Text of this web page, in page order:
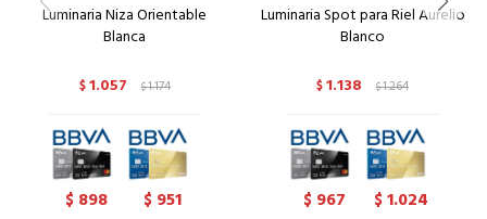
Luminaria Niza Orientable
Blanca
$1.057 $1.174
$ 898 $ 951
Luminaria Spot para Riel Aurelio
Blanco
$1.138 $1.264
$ 967 $1.024